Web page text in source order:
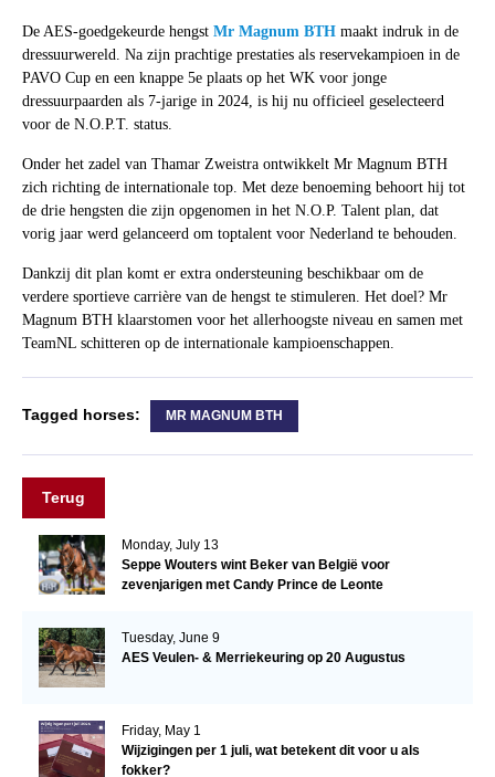
De AES-goedgekeurde hengst Mr Magnum BTHmaakt indruk in de
dressuurwereld. Na zijn prachtige prestaties als reservekampioen in de
PAVO Cup en een knappe 5e plaats op het WK voor jonge
dressuurpaarden als 7-jarige in 2024, is hij nu officieel geselecteerd
voor de N.O.P.T. status.
Onder het zadel van Thamar Zweistra ontwikkelt Mr Magnum BTH
zich richting de internationale top. Met deze benoeming behoort hij tot
de drie hengsten die zijn opgenomen in het N.O.P. Talent plan, dat
vorig jaar werd gelanceerd om toptalent voor Nederland te behouden.
Dankzij dit plan komt er extra ondersteuning beschikbaar om de
verdere sportieve carrière van de hengst te stimuleren. Het doel? Mr
Magnum BTH klaarstomen voor het allerhoogste niveau en samen met
TeamNL schitteren op de internationale kampioenschappen.
Tagged horses: MR MAGNUM BTH
Terug
Monday, July 13
Seppe Wouters wint Beker van België voor
zevenjarigen met Candy Prince de Leonte
Tuesday, June 9
AES Veulen- & Merriekeuring op 20 Augustus
Friday, May 1
Wijzigingen per 1 juli, wat betekent dit voor u als
fokker?